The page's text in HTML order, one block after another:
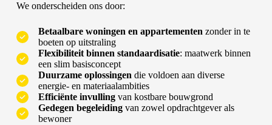
We onderscheiden ons door:
Betaalbare woningen en appartementen zonder in te
boeten op uitstraling
Flexibiliteit binnen standaardisatie: maatwerk binnen
een slim basisconcept
Duurzame oplossingen die voldoen aan diverse
energie- en materiaalambities
Efficiënte invullingvan kostbare bouwgrond
Gedegen begeleidingvan zowel opdrachtgever als
bewoner